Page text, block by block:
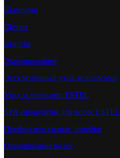
Шампуни
Щетки
Щипцы
Экранирование
Эксклюзивный уход за волосами
Уход за волосами ESTEL
SPA-процедуры для волос ESTEL
Профессиональные линейки
Окрашивание волос